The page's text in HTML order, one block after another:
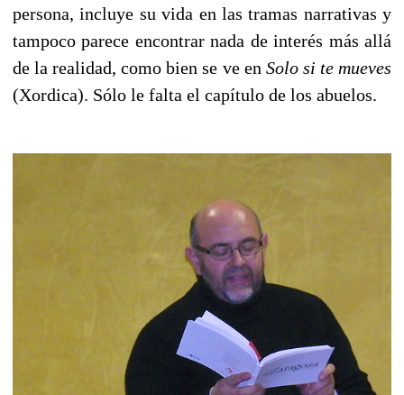
persona, incluye su vida en las tramas narrativas y
tampoco parece encontrar nada de interés más allá
de la realidad, como bien se ve en Solo si te mueves
(Xordica). Sólo le falta el capítulo de los abuelos.